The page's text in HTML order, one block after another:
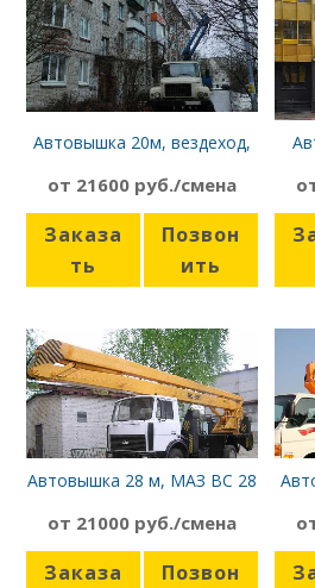
Автовышка 20м, вездеход,
от 21600 руб./смена
Заказа
ть
Позвон
ить
Автовышка 28 м, МАЗ ВС 28
от 21000 руб./смена
Заказа
Позвон